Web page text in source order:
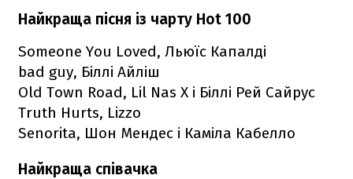
Найкраща пісня із чарту Hot 100
Someone You Loved, Льюїс Капалді
bad guy, Біллі Айліш
Old Town Road, Lil Nas X і Біллі Рей Сайрус
Truth Hurts, Lizzo
Senorita, Шон Мендес і Каміла Кабелло
Найкраща співачка